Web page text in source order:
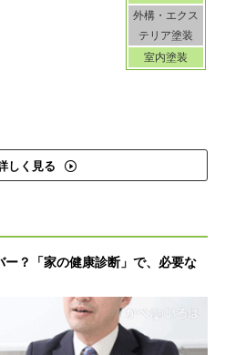
外構・エクス
テリア塗装
室内塗装
しく見る
ー？「家の健康診断」で、必要な